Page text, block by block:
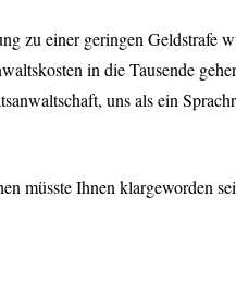
zu einer geringen Geldstrafe
in die Tausende
uns als ein
müsste Ihnen klargeworden